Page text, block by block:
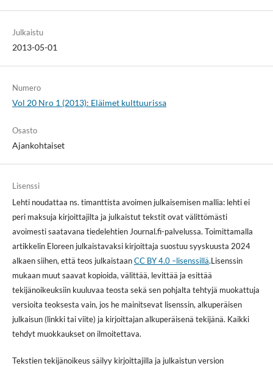
Julkaistu
2013-05-01
Numero
Vol 20 Nro 1 (2013): Eläimet kulttuurissa
Osasto
Ajankohtaiset
Lisenssi
Lehti noudattaa ns. timanttista avoimen julkaisemisen mallia: lehti ei
peri maksuja kirjoittajilta ja julkaistut tekstit ovat välittömästi
avoimesti saatavana tiedelehtien Journal.fi-palvelussa. Toimittamalla
artikkelin Eloreen julkaistavaksi kirjoittaja suostuu syyskuusta 2024
alkaen siihen, että teos julkaistaanCC BY 4.0 –lisenssillä.Lisenssin
mukaan muut saavat kopioida, välittää, levittää ja esittää
tekijänoikeuksiin kuuluvaa teosta sekä sen pohjalta tehtyjä muokattuja
versioita teoksesta vain, jos he mainitsevat lisenssin, alkuperäisen
julkaisun (linkki tai viite) ja kirjoittajan alkuperäisenä tekijänä. Kaikki
tehdyt muokkaukset on ilmoitettava.
Tekstien tekijänoikeus säilyy kirjoittajilla ja julkaistun version